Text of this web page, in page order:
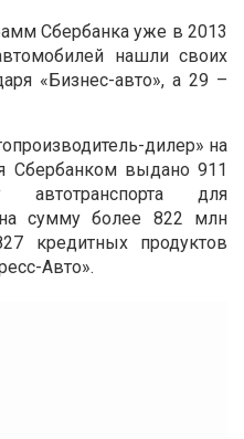
Сбербанка уже в 2013
нашли своих
«Бизнес-авто», а 29 –
дилер» на
Сбербанком выдано 911
для
сумму более 822 млн
кредитных продуктов
Авто».